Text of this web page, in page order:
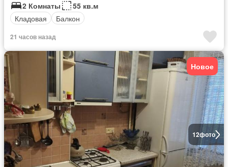
2 Комнаты
55 кв.м
Кладовая
Балкон
21 часов назад
12фото
Новое